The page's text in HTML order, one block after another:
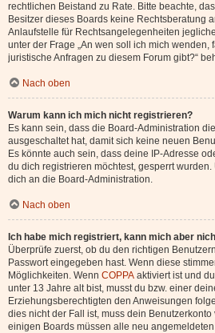
rechtlichen Beistand zu Rate. Bitte beachte,
Besitzer dieses Boards keine Rechtsberatung
Anlaufstelle für Rechtsangelegenheiten
unter der Frage „An wen soll ich mich wenden,
juristische Anfragen zu diesem Forum gibt?“
Nach oben
Warum kann ich mich nicht registrieren?
Es kann sein, dass die Board-Administration
ausgeschaltet hat, damit sich keine neuen
Es könnte auch sein, dass deine IP-Adresse
du dich registrieren möchtest, gesperrt
dich an die Board-Administration.
Nach oben
Ich habe mich registriert, kann mich aber
Überprüfe zuerst, ob du den richtigen
Passwort eingegeben hast. Wenn diese
Möglichkeiten. Wenn COPPA aktiviert ist und
unter 13 Jahre alt bist, musst du bzw. einer
Erziehungsberechtigten den Anweisungen
dies nicht der Fall ist, muss dein
einigen Boards müssen alle neu